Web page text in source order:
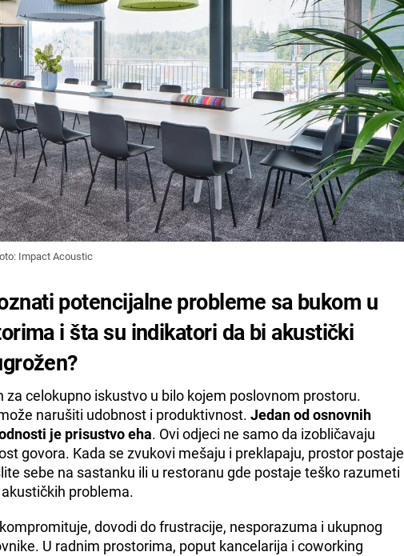
Impact Acoustic
potencijalne probleme sa bukom u
i šta su indikatori da bi akustički
za celokupno iskustvo u bilo kojem poslovnom prostoru.
narušiti udobnost i produktivnost. Jedan od osnovnih
je prisustvo eha. Ovi odjeci ne samo da izobličavaju
govora. Kada se zvukovi mešaju i preklapaju, prostor postaje
sebe na sastanku ili u restoranu gde postaje teško razumeti
problema.
dovodi do frustracije, nesporazuma i ukupnog
U radnim prostorima, poput kancelarija i coworking